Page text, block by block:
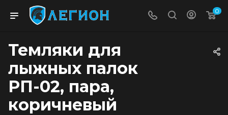
0
Темляки для
лыжных палок
РП-02, пара,
коричневый